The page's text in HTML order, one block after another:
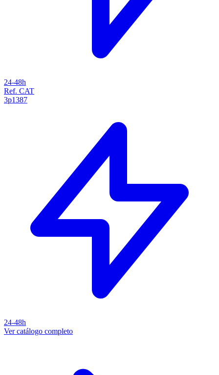
24-48h
Ref. CAT
3p1387
24-48h
Ver catálogo completo